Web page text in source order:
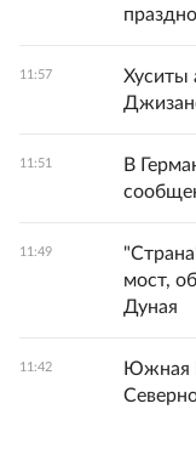
11:57
Хуситы
11:51
В
11:49
мост,
Дуная
11:42
Южная